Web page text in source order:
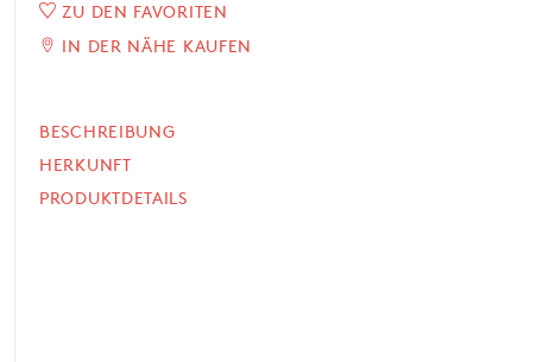
Gebäck mit Olivenöl und
NICHT VERFÜGBAR
ZU DEN FAVORITEN
IN DER NÄHE KAUFEN
BESCHREIBUNG
HERKUNFT
PRODUKTDETAILS